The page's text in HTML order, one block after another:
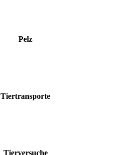
Pelz
Tiertransporte
Tierversuche